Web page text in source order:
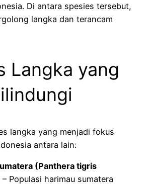
Di antara spesies tersebut,
langka dan terancam
Langka yang
langka yang menjadi fokus
antara lain:
(Panthera tigris
– Populasi harimau sumatera